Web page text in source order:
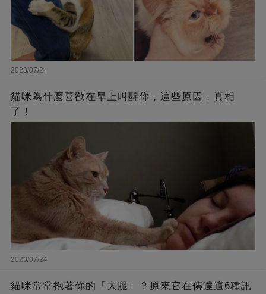
2023/07/24
貓咪為什麼喜歡在早上叫醒你，這些原因，真相
了！
2023/07/24
貓咪常常抱著你的「大腿」？原來它在傳達這6種訊